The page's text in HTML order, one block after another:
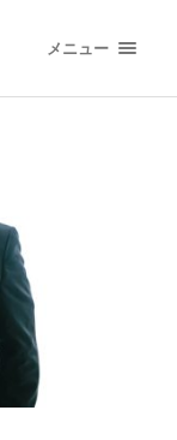
メニュー